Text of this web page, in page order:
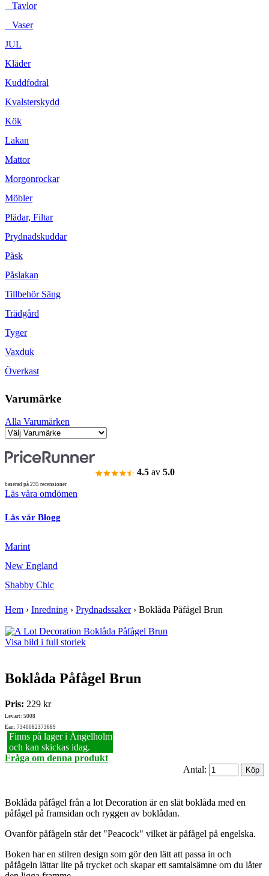
Tavlor
Vaser
JUL
Kläder
Kuddfodral
Kvalsterskydd
Kök
Lakan
Mattor
Morgonrockar
Möbler
Plädar, Filtar
Prydnadskuddar
Påsk
Påslakan
Tillbehör Säng
Trädgård
Tyger
Vaxduk
Överkast
Varumärke
Alla Varumärken
4.5 av 5.0
baserad på 235 recensioner
Läs våra omdömen
Läs vår Blogg
Marint
New England
Shabby Chic
Hem › Inredning › Prydnadssaker› Boklåda Påfågel Brun
Visa bild i full storlek
Boklåda Påfågel Brun
Pris: 229 kr
Lev.art: 5008
Ean: 7340082373689
Finns på lager i Ängelholm
och kan skickas idag.
Fråga om denna produkt
Antal:
Boklåda påfågel från a lot Decoration är en slät boklåda med en
påfågel på framsidan och ryggen av boklådan.
Ovanför påfågeln står det "Peacock" vilket är påfågel på engelska.
Boken har en stilren design som gör den lätt att passa in och
påfågeln lättar lite på trycket och skapar ett samtalsämne om du låter